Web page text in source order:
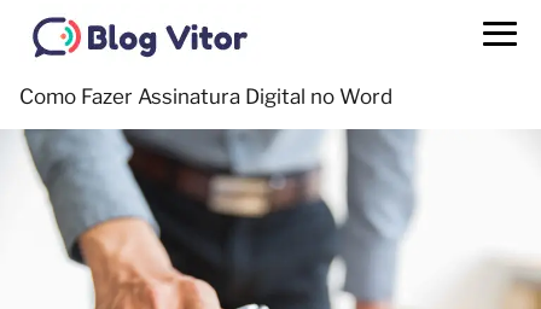
Como Fazer Assinatura Digital no Word